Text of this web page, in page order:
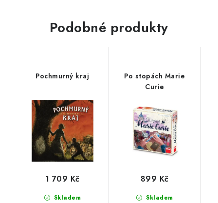
Podobné produkty
Pochmurný kraj
Skladem
1 709 Kč
Po stopách Marie
Curie
Skladem
899 Kč